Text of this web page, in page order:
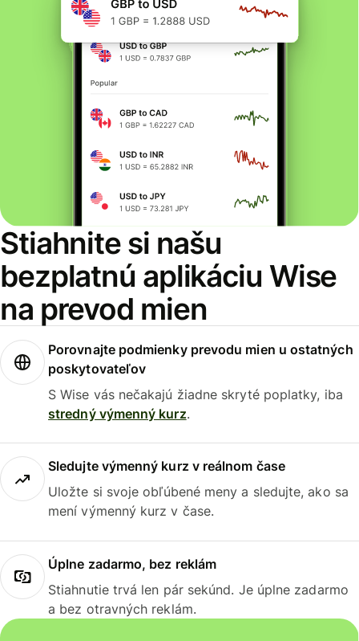
Stiahnite si našu
bezplatnú aplikáciu Wise
na prevod mien
Porovnajte podmienky prevodu mien u ostatných
poskytovateľov
S Wise vás nečakajú žiadne skryté poplatky, iba
stredný výmenný kurz.
Sledujte výmenný kurz v reálnom čase
Uložte si svoje obľúbené meny a sledujte, ako sa
mení výmenný kurz v čase.
Úplne zadarmo, bez reklám
Stiahnutie trvá len pár sekúnd. Je úplne zadarmo
a bez otravných reklám.